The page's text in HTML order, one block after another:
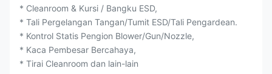
* Cleanroom & Kursi / Bangku ESD,
* Tali Pergelangan Tangan/Tumit ESD/Tali Pengardean.
* Kontrol Statis Pengion Blower/Gun/Nozzle,
* Kaca Pembesar Bercahaya,
* Tirai Cleanroom dan lain-lain